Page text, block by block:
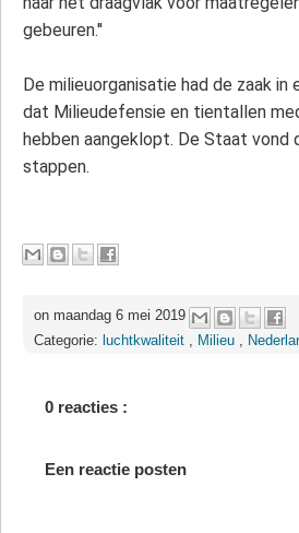
gebeuren.''
De milieuorganisatie had de zaak
dat Milieudefensie en tientallen
hebben aangeklopt. De Staat
stappen.
on maandag 6 mei 2019
Categorie: luchtkwaliteit , Milieu ,
0 reacties :
Een reactie posten